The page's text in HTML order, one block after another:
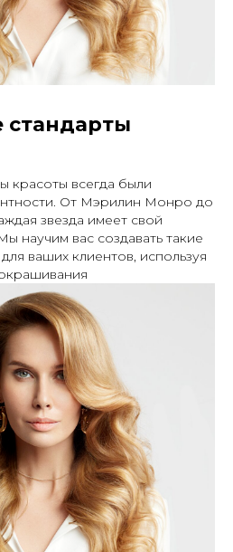
стандарты
красоты всегда были
От Мэрилин Монро до
звезда имеет свой
научим вас создавать такие
ваших клиентов, используя